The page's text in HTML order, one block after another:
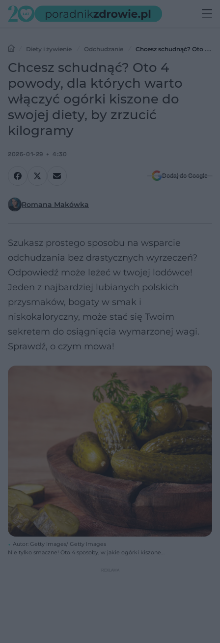
Diety i żywienie Odchudzanie
Chcesz schudnąć? Oto 4
powody, dla których warto włączyć ogórki kiszone do swojej diety,
Chcesz schudnąć? Oto 4
powody, dla których warto
włączyć ogórki kiszone do
swojej diety, by zrzucić
kilogramy
2026-01-29 4:30
Dodaj do Google
Romana Makówka
Szukasz prostego sposobu na wsparcie
odchudzania bez drastycznych wyrzeczeń?
Odpowiedź może leżeć w twojej lodówce!
Jeden z najbardziej lubianych polskich
przysmaków, bogaty w smak i
niskokaloryczny, może stać się Twoim
sekretem do osiągnięcia wymarzonej wagi.
Sprawdź, o czym mowa!
Autor: Getty Images/ Getty Images
Nie tylko smaczne! Oto 4 sposoby, w jakie ogórki kiszone